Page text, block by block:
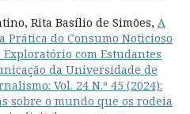
Rita Basílio de Simões, A
Prática do Consumo Noticioso
Exploratório com Estudantes
da Universidade de
Vol. 24 N.º 45 (2024):
sobre o mundo que os rodeia